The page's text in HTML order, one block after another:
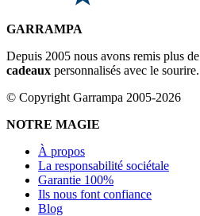
GARRAMPA
Depuis 2005 nous avons remis plus de
cadeaux personnalisés avec le sourire.
© Copyright Garrampa 2005-2026
NOTRE MAGIE
À propos
La responsabilité sociétale
Garantie 100%
Ils nous font confiance
Blog